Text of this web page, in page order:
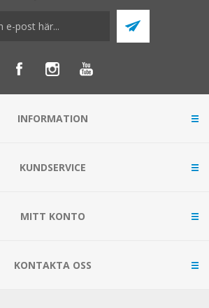
INFORMATION
KUNDSERVICE
MITT KONTO
KONTAKTA OSS